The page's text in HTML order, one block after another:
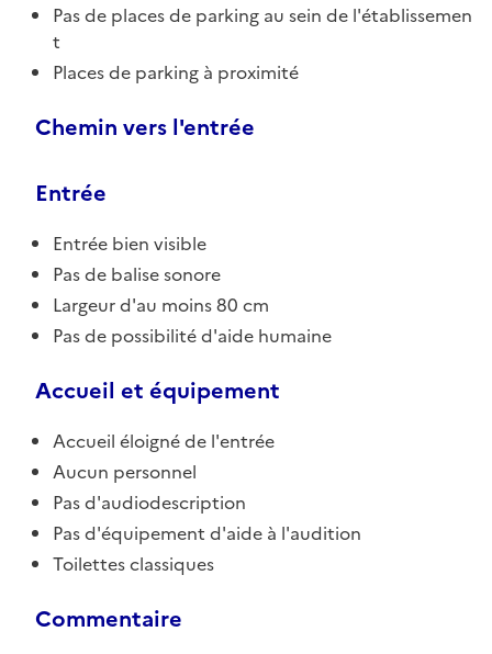
Pas de places de parking au sein de l'établissemen
t
Places de parking à proximité
Chemin vers l'entrée
Entrée
Entrée bien visible
Pas de balise sonore
Largeur d'au moins 80 cm
Pas de possibilité d'aide humaine
Accueil et équipement
Accueil éloigné de l'entrée
Aucun personnel
Pas d'audiodescription
Pas d'équipement d'aide à l'audition
Toilettes classiques
Commentaire